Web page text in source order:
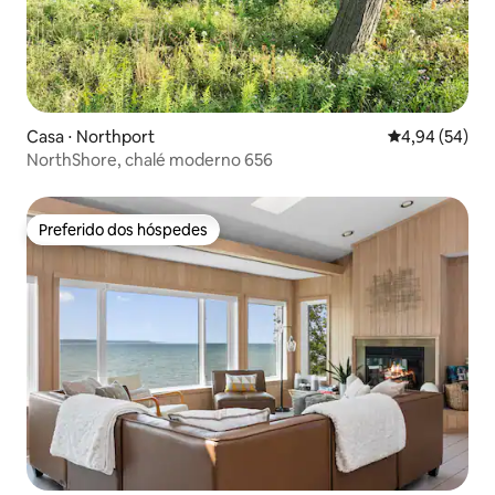
Casa ⋅ Northport 4,94 de uma
4,94 (54)
NorthShore, chalé moderno 656
Preferido dos hóspedes
Preferido dos hóspedes